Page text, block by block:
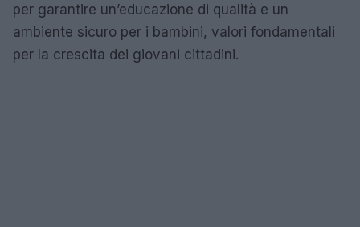
per garantire un’educazione di qualità e un
ambiente sicuro per i bambini, valori fondamentali
per la crescita dei giovani cittadini.